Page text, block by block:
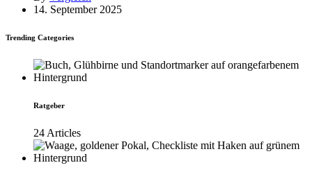
14. September 2025
Trending Categories
Ratgeber
24 Articles